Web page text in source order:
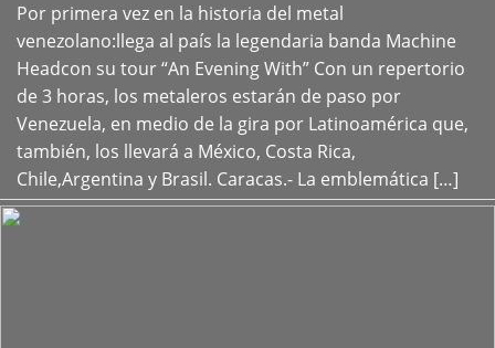
Por primera vez en la historia del metal
venezolano:llega al país la legendaria banda Machine
Headcon su tour “An Evening With” Con un repertorio
de 3 horas, los metaleros estarán de paso por
Venezuela, en medio de la gira por Latinoamérica que,
también, los llevará a México, Costa Rica,
Chile,Argentina y Brasil. Caracas.- La emblemática […]
+